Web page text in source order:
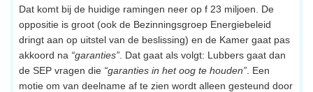
Dat komt bij de huidige ramingen neer op f 23 miljoen. De
oppositie is groot (ook de Bezinningsgroep Energiebeleid
dringt aan op uitstel van de beslissing) en de Kamer gaat pas
akkoord na “garanties” . Dat gaat als volgt: Lubbers gaat dan
de SEP vragen die “garanties in het oog te houden” . Een
motie om van deelname af te zien wordt alleen gesteund door